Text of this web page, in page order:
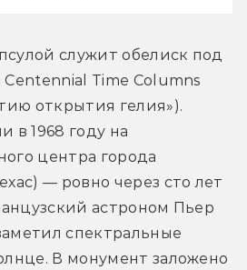
служит обелиск под
Time Columns
открытия гелия»).
в 1968 году на
центра города
— ровно через сто лет
астроном Пьер
спектральные
В монумент заложено